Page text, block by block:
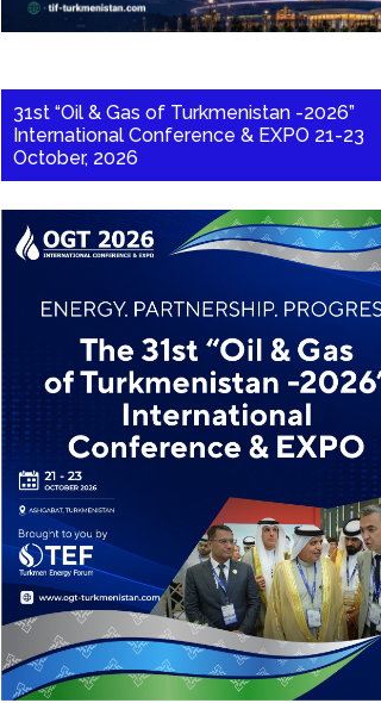
31st “Oil & Gas of Turkmenistan -2026”
International Conference & EXPO 21-23
October, 2026